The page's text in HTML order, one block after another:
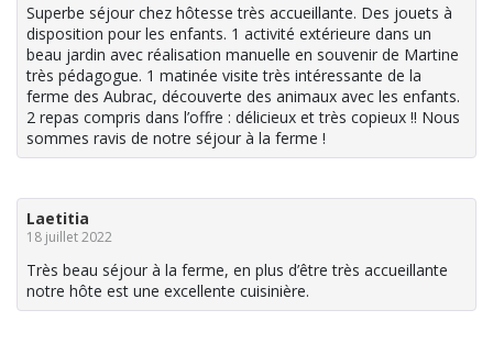
Superbe séjour chez hôtesse très accueillante. Des jouets à
disposition pour les enfants. 1 activité extérieure dans un
beau jardin avec réalisation manuelle en souvenir de Martine
très pédagogue. 1 matinée visite très intéressante de la
ferme des Aubrac, découverte des animaux avec les enfants.
2 repas compris dans l’offre : délicieux et très copieux !! Nous
sommes ravis de notre séjour à la ferme !
Laetitia
18 juillet 2022
Très beau séjour à la ferme, en plus d’être très accueillante
notre hôte est une excellente cuisinière.